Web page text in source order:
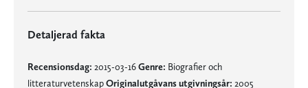
Detaljerad fakta
Recensionsdag: 2015-03-16Genre: Biografier och
litteraturvetenskapOriginalutgåvans utgivningsår: 2005